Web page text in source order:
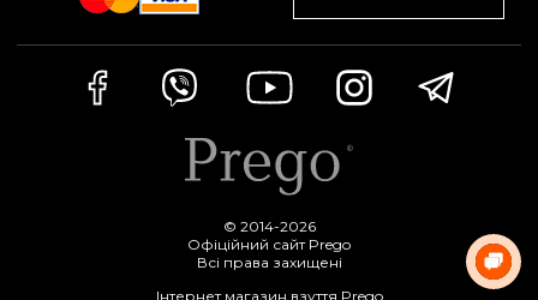
© 2014-2026
Офіційний сайт Prego
Всі права захищені
Інтернет магазин взуття Prego